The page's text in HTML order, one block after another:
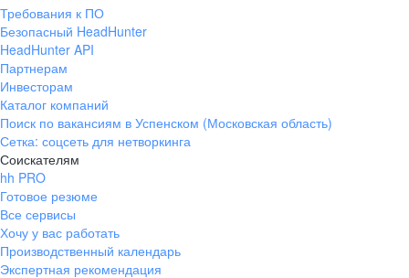
Требования к ПО
Безопасный HeadHunter
HeadHunter API
Партнерам
Инвесторам
Каталог компаний
Поиск по вакансиям в Успенском (Московская область)
Сетка: соцсеть для нетворкинга
Соискателям
hh PRO
Готовое резюме
Все сервисы
Хочу у вас работать
Производственный календарь
Экспертная рекомендация